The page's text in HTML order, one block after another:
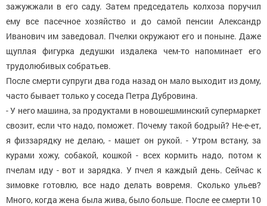
зажужжали в его саду. Затем председатель колхоза поручил
ему все пасечное хозяйство и до самой пенсии Александр
Иванович им заведовал. Пчелки окружают его и поныне. Даже
щуплая фигурка дедушки издалека чем-то напоминает его
трудолюбивых собратьев.
После смерти супруги два года назад он мало выходит из дому,
часто бывает только у соседа Петра Дубровина.
- У него машина, за продуктами в новошешминский супермаркет
свозит, если что надо, поможет. Почему такой бодрый? Не-е-ет,
я физзарядку не делаю, - машет он рукой. - Утром встану, за
курами хожу, собакой, кошкой - всех кормить надо, потом к
пчелам иду - вот и зарядка. У пчел я каждый день. Сейчас к
зимовке готовлю, все надо делать вовремя. Сколько ульев?
Много, когда жена была жива, было больше. После ее смерти 10